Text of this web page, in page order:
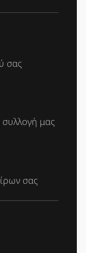
σας
συλλογή μας
σας